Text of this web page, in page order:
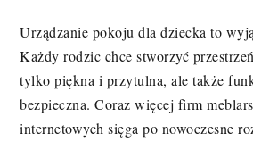
Urządzanie pokoju dla dziecka to
Każdy rodzic chce stworzyć
tylko piękna i przytulna, ale także
bezpieczna. Coraz więcej firm
internetowych sięga po nowoczesne